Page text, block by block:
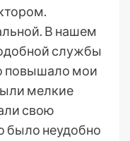
В нашем
службы
повышало мои
мелкие
свою
было неудобно